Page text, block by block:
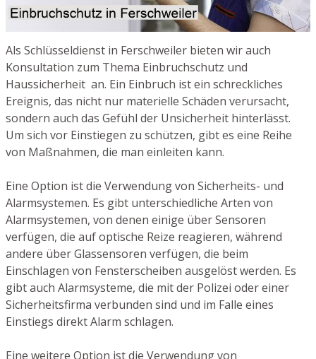
Als Schlüsseldienst in Ferschweiler bieten wir auch
Konsultation zum Thema Einbruchschutz und
Haussicherheit an. Ein Einbruch ist ein schreckliches
Ereignis, das nicht nur materielle Schäden verursacht,
sondern auch das Gefühl der Unsicherheit hinterlässt.
Um sich vor Einstiegen zu schützen, gibt es eine Reihe
von Maßnahmen, die man einleiten kann.
Eine Option ist die Verwendung von Sicherheits- und
Alarmsystemen. Es gibt unterschiedliche Arten von
Alarmsystemen, von denen einige über Sensoren
verfügen, die auf optische Reize reagieren, während
andere über Glassensoren verfügen, die beim
Einschlagen von Fensterscheiben ausgelöst werden. Es
gibt auch Alarmsysteme, die mit der Polizei oder einer
Sicherheitsfirma verbunden sind und im Falle eines
Einstiegs direkt Alarm schlagen.
Eine weitere Option ist die Verwendung von